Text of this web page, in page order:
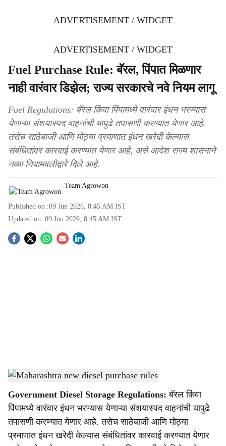
ADVERTISEMENT / WIDGET
ADVERTISEMENT / WIDGET
Fuel Purchase Rule: बॅरल, पिंपात मिळणार
नाही वारंवार डिझेल; राज्य सरकारचे नवे नियम लागू
Fuel Regulations: बॅरल किंवा पिंपामध्ये वारंवार इंधन भरण्यास
येणाऱ्या संशयास्पद वाहनांची यापुढे तपासणी करण्यात येणार आहे.
तसेच साठेबाजी आणि मोठ्या प्रमाणात इंधन खरेदी केल्यास
संबंधितांवर कारवाई करण्यात येणार आहे, असे आदेश राज्य शासनाने
नव्या नियामवलीद्वारे दिले आहे.
Team Agrowon
Published on :09 Jun 2026, 8:45 AM IST
Updated on :09 Jun 2026, 8:45 AM IST
S
a
r
Maharashtra new diesel purchase rules -Agrowon
Government Diesel Storage Regulations: बॅरल किंवा
पिंपामध्ये वारंवार इंधन भरण्यास येणाऱ्या संशयास्पद वाहनांची यापुढे
तपासणी करण्यात येणार आहे. तसेच साठेबाजी आणि मोठ्या
प्रमाणात इंधन खरेदी केल्यास संबंधितांवर कारवाई करण्यात येणार